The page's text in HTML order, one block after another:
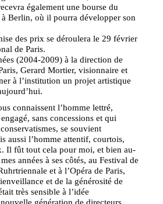
également une bourse du
Berlin, où il pourra développer son
des prix se déroulera le 29 février
de Paris.
(2004-2009) à la direction de
Gerard Mortier, visionnaire et
à l’institution un projet artistique
connaissent l’homme lettré,
sans concessions et qui
se souvient
aussi l’homme attentif, courtois,
Il fût tout cela pour moi, et bien au-
années à ses côtés, au Festival de
et à l’Opéra de Paris,
et de la générosité de
très sensible à l’idée
génération de directeurs